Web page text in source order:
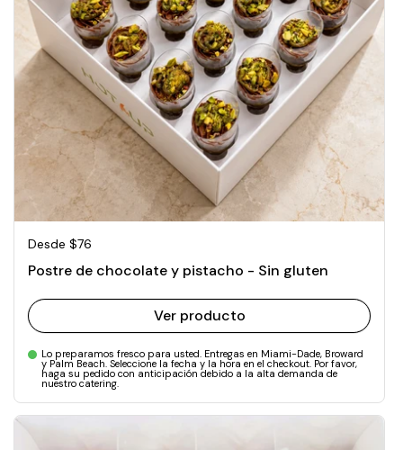
Precio normal
Desde $76
Postre de chocolate y pistacho - Sin gluten
Ver producto
Lo preparamos fresco para usted. Entregas en Miami-Dade, Broward
y Palm Beach. Seleccione la fecha y la hora en el checkout. Por favor,
haga su pedido con anticipación debido a la alta demanda de
nuestro catering.